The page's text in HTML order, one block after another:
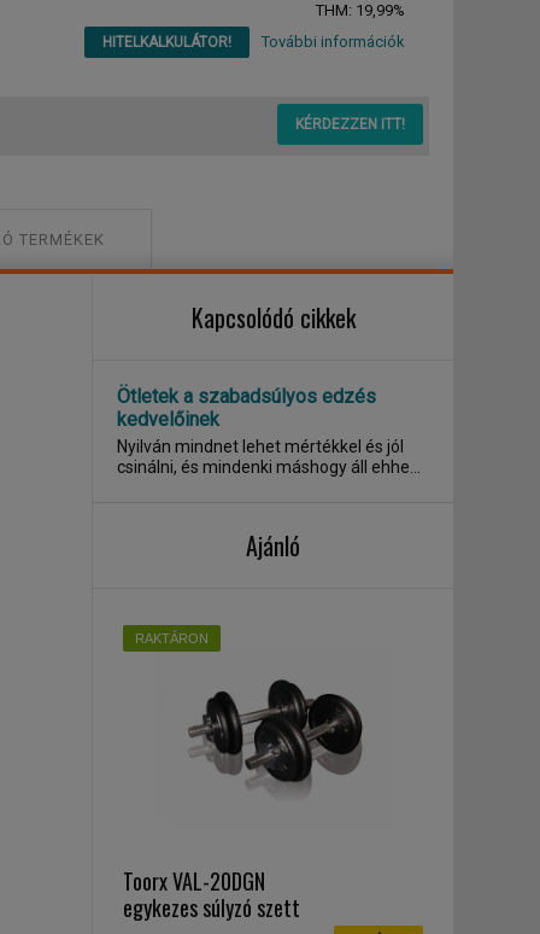
THM: 19,99%
HITELKALKULÁTOR! További információk
KÉRDEZZEN ITT!
TERMÉKEK
Kapcsolódó cikkek
Ötletek a szabadsúlyos edzés
kedvelőinek
Nyilván mindnet lehet mértékkel és jól
csinálni, és mindenki máshogy áll ehhez
Ajánló
RAKTÁRON
Toorx VAL-20DGN
egykezes súlyzó szett